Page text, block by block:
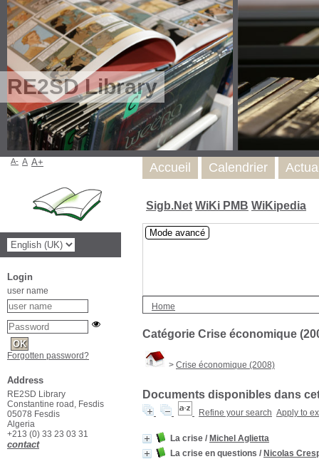
RE2SD Library
Sigb.Net WiKi PMB WiKipedia
Mode avancé
Home
Catégorie Crise économique
> Crise économique (2008)
Documents disponibles dans
Refine your search Apply to
La crise / Michel Aglietta
La crise en questions / Nicolas
Accueil Calendrier
A- A A+
Login
user name
Forgotten password?
Address
RE2SD Library
Constantine road, Fesdis
05078 Fesdis
Algeria
+213 (0) 33 23 03 31
contact